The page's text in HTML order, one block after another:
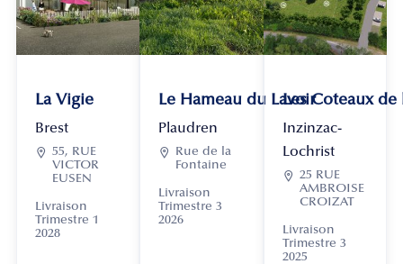
La Vigie
Brest
 55, RUE
VICTOR
EUSEN
Livraison
Trimestre 1
2028
Le Hameau du Lavoir
Plaudren

Rue de la
Fontaine
Livraison
Trimestre 3
2026
Les Coteaux
Inzinzac-
Lochrist
 25 RUE
AMBROISE
CROIZAT
Livraison
Trimestre 3
2025